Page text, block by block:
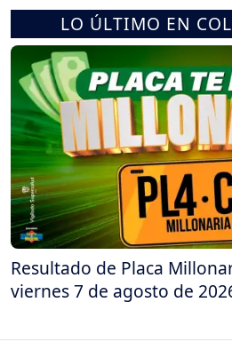
LO ÚLTIMO EN
Resultado de Placa
viernes 7 de agosto de